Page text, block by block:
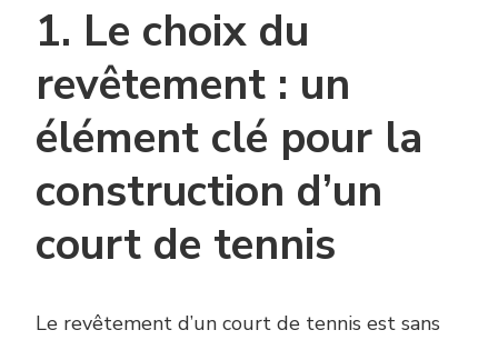
1. Le choix du
revêtement : un
élément clé pour la
construction d’un
court de tennis
Le revêtement d’un court de tennis est sans